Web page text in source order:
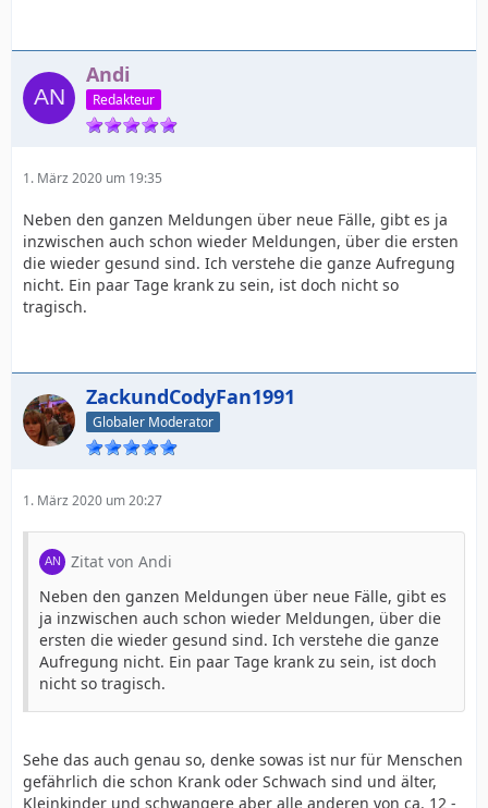
Andi
Redakteur
1. März 2020 um 19:35
Neben den ganzen Meldungen über neue Fälle, gibt es ja
inzwischen auch schon wieder Meldungen, über die ersten
die wieder gesund sind. Ich verstehe die ganze Aufregung
nicht. Ein paar Tage krank zu sein, ist doch nicht so
tragisch.
ZackundCodyFan1991
Globaler Moderator
1. März 2020 um 20:27
Zitat von Andi
Neben den ganzen Meldungen über neue Fälle, gibt es
ja inzwischen auch schon wieder Meldungen, über die
ersten die wieder gesund sind. Ich verstehe die ganze
Aufregung nicht. Ein paar Tage krank zu sein, ist doch
nicht so tragisch.
Sehe das auch genau so, denke sowas ist nur für Menschen
gefährlich die schon Krank oder Schwach sind und älter,
Kleinkinder und schwangere aber alle anderen von ca. 12 -